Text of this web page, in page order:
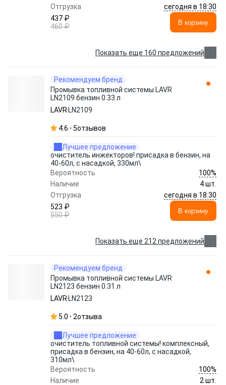
Отгрузка
сегодня в 18:30
437 ₽
460 ₽
В корзину
Показать еще 160 предложений
Рекомендуем бренд
Промывка топливной системы LAVR
LN2109 бензин 0.33 л
LAVR LN2109
4.6 5отзывов
Лучшее предложение
очиститель инжекторов! присадка в бензин, на
40-60л, с насадкой, 330мл\
Вероятность
100%
Наличие
4 шт.
Отгрузка
сегодня в 18:30
523 ₽
550 ₽
В корзину
Показать еще 212 предложений
Рекомендуем бренд
Промывка топливной системы LAVR
LN2123 бензин 0.31 л
LAVR LN2123
5.0 2отзыва
Лучшее предложение
очиститель топливной системы! комплексный,
присадка в бензин, на 40-60л, с насадкой,
310мл\
Вероятность
100%
Наличие
2 шт.